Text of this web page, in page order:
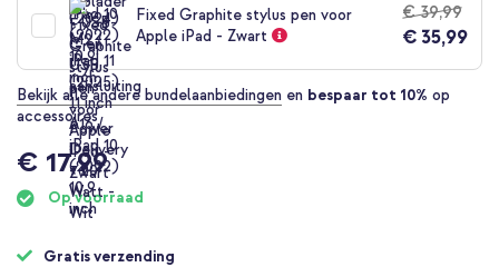
Fixed Graphite stylus pen voor
Apple iPad - Zwart
€ 39,99
€ 35,99
Bekijk alle andere bundelaanbiedingen en bespaar tot 10% op
accessoires
€ 17,99
Op voorraad
Gratis verzending